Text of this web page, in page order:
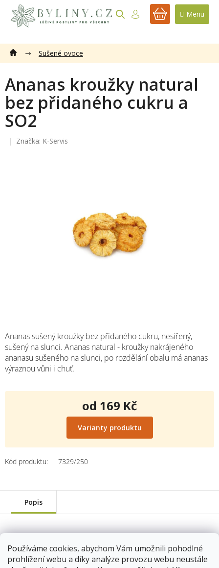
Používáme cookies, abychom Vám umožnili pohodlné
prohlížení webu a díky analýze provozu webu neustále
obsah
NÁKUPNÍ
Sušené ovoce
Ananas kroužky natural
bez přidaného cukru a
SO2
Značka: K-Servis
Kód produktu: 7329/250
Ananas sušený kroužky bez přidaného cukru, nesířený,
sušený na slunci. Ananas natural - kroužky nakrájeného
ananasu sušeného na slunci, po rozdělání obalu má ananas
výraznou vůni i chuť.
od 169 Kč
Měrná
cena:
Varianty produktu
Popis
váha: 250g
7329/250
Skladem 12.8.2026